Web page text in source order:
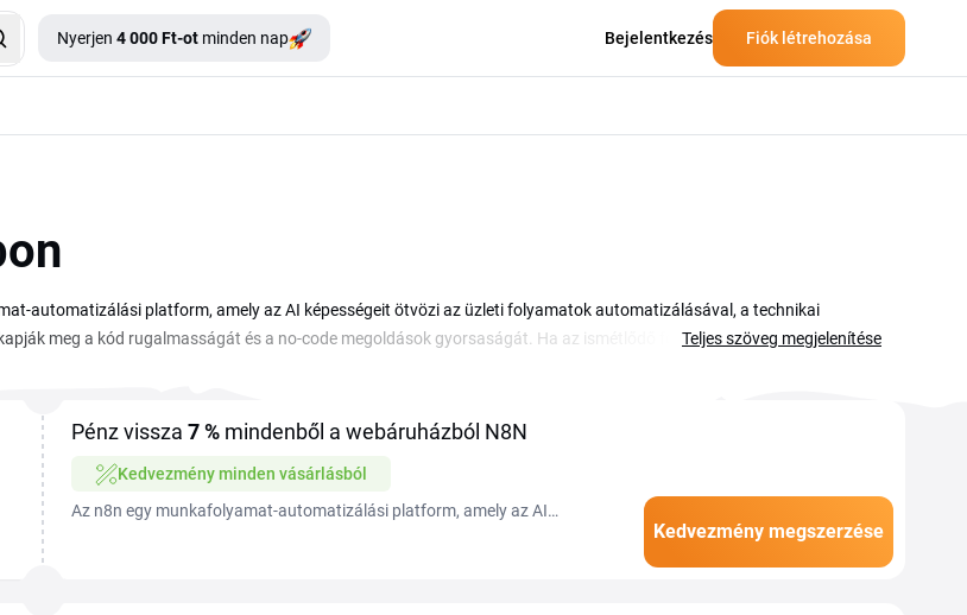
Nyerjen 4 000 Ft-ot minden nap Bejelentkezés Fiók létrehozása
automatizálási platform, amely az AI képességeit ötvözi az üzleti folyamatok automatizálásával, a technikai
meg a kód rugalmasságát és a no-code megoldások gyorsaságát. Ha az ismétlődő feladatokat, az
a csomagváltásnál spórolni tudj. A kódokat a fizetésnél kézzel kell beírni a megfelelő mezőbe, így néhány
áron indíthatod el az automatizálási projektjeidet.
Teljes szöveg megjelenítése
Pénz vissza 7 % mindenből a webáruházból N8N
Kedvezmény minden vásárlásból
Az n8n egy munkafolyamat-automatizálási platform, amely az AI
Kedvezmény megszerzése